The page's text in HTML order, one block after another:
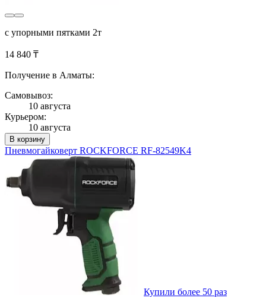
с упорными пятками 2т
14 840 ₸
Получение в Алматы:
Самовывоз:
10 августа
Курьером:
10 августа
В корзину
Пневмогайковерт ROCKFORCE RF-82549K4
Купили более 50 раз